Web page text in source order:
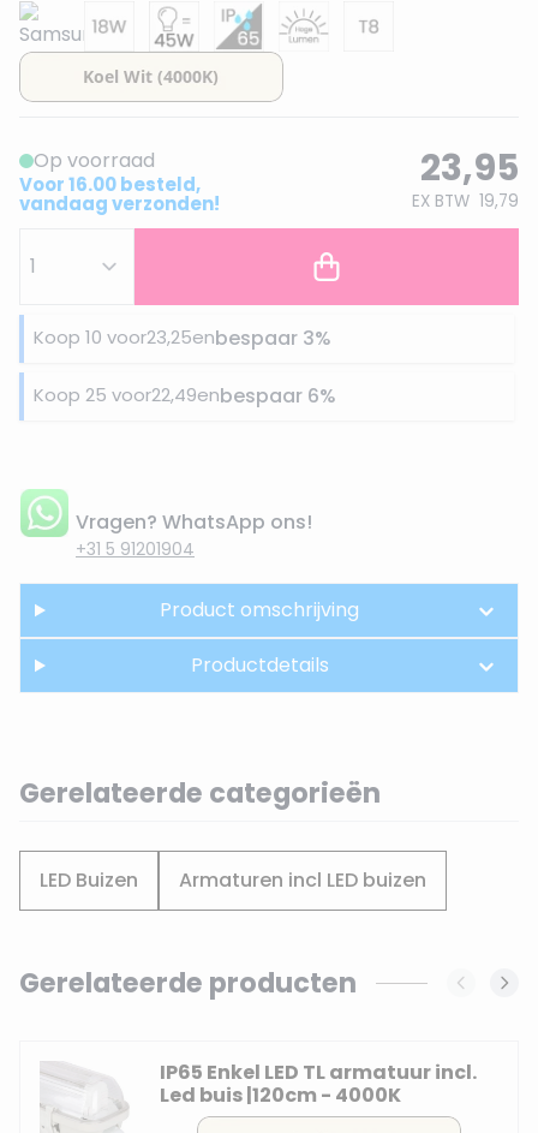
Op voorraad
Voor 16.00 besteld,
vandaag verzonden!
23,95
EX BTW 19,79
Koop 10 voor23,25enbespaar 3%
Koop 25 voor22,49enbespaar 6%
Vragen? WhatsApp ons!
+31 5 91201904
Product omschrijving
Productdetails
Gerelateerde categorieën
LED Buizen Armaturen incl LED buizen
Navigating through the elements of the carousel is
Press to skip carousel
Gerelateerde producten
IP65 Enkel LED TL armatuur incl.
Led buis |120cm - 4000K